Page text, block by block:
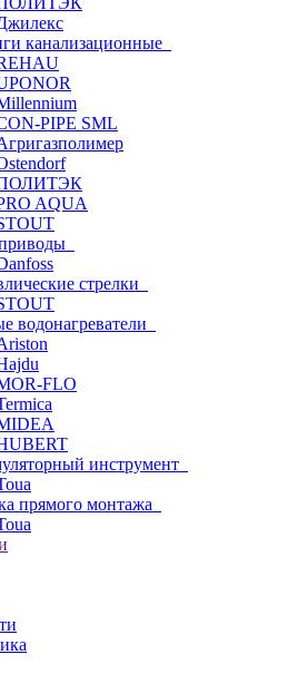
канализационные
PIPE SML
AQUA
стрелки
водонагреватели
FLO
инструмент
прямого монтажа